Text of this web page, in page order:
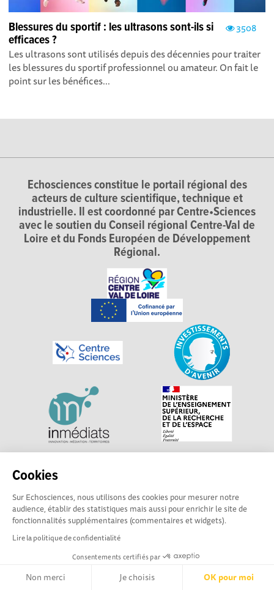
Cookies
Sur Echosciences, nous utilisons des cookies pour mesurer notre
audience, établir des statistiques mais aussi pour enrichir le site de
fonctionnalités supplémentaires (commentaires et widgets).
Lire la politique de confidentialité
Consentements certifiés par
Non merci Je choisis OK pour moi
3508
Blessures du sportif : les ultrasons sont-ils si
efficaces ?
Les ultrasons sont utilisés depuis des décennies pour traiter
les blessures du sportif professionnel ou amateur. On fait le
point sur les bénéfices...
Echosciences constitue le portail régional des
acteurs de culture scientifique, technique et
industrielle. Il est coordonné par Centre•Sciences
avec le soutien du Conseil régional Centre-Val de
Loire et du Fonds Européen de Développement
Régional.
Explorer, s’exprimer, rentrer en contact : Echosciences
sciences et de technologies du territoire. Propulsé par
Centre•Sciences/ Contact : echosciences@centre-
sciences.fr
Mentions légales|Politique de confidentialité
Ligne éditoriale